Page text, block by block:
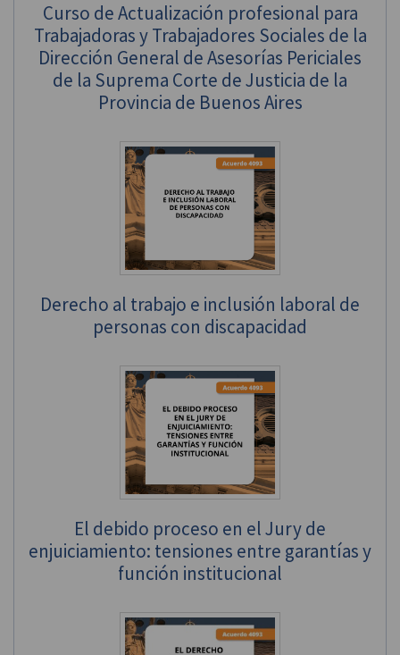
Curso de Actualización profesional para
Trabajadoras y Trabajadores Sociales de la
Dirección General de Asesorías Periciales
de la Suprema Corte de Justicia de la
Provincia de Buenos Aires
Derecho al trabajo e inclusión laboral de
personas con discapacidad
El debido proceso en el Jury de
enjuiciamiento: tensiones entre garantías y
función institucional